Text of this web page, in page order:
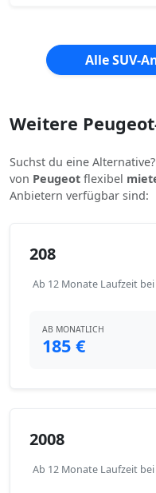
Alle SUV-
Weitere
Suchst du eine
von Peugeot flexibel
Anbietern verfügbar sind:
208
Ab 12 Monate Laufzeit
AB MONATLICH
185 €
2008
Ab 12 Monate Laufzeit